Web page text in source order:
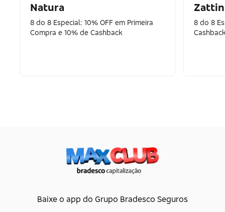
Natura
8 do 8 Especial: 10% OFF em Primeira
Compra e 10% de Cashback
8 do 8
Baixe o app do Grupo Bradesco Seguros